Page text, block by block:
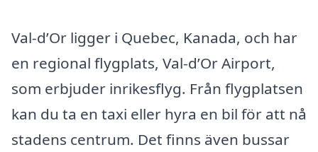
Val-d’Or ligger i Quebec, Kanada, och har
en regional flygplats, Val-d’Or Airport,
som erbjuder inrikesflyg. Från flygplatsen
kan du ta en taxi eller hyra en bil för att nå
stadens centrum. Det finns även bussar